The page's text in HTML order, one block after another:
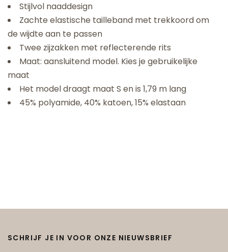
Stijlvol naaddesign
Zachte elastische tailleband met trekkoord om
de wijdte aan te passen
Twee zijzakken met reflecterende rits
Maat: aansluitend model. Kies je gebruikelijke
maat
Het model draagt maat S en is 1,79 m lang
45% polyamide, 40% katoen, 15% elastaan
SCHRIJF JE IN VOOR ONZE NIEUWSBRIEF